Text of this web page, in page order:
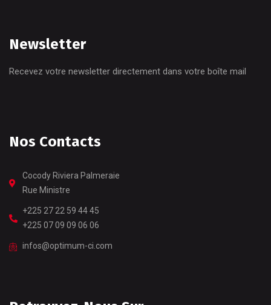
Newsletter
Recevez votre newsletter directement dans votre boîte mail
Nos Contacts
Cocody Riviera Palmeraie
Rue Ministre
+225 27 22 59 44 45
+225 07 09 09 06 06
infos@optimum-ci.com